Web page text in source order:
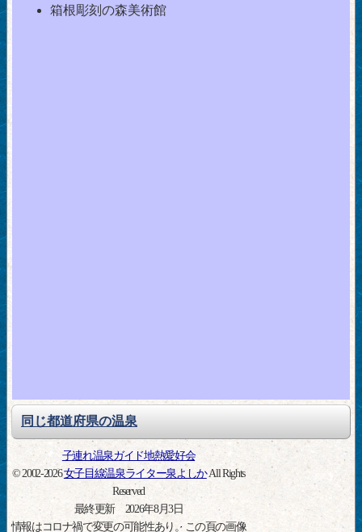
箱根彫刻の森美術館
同じ都道府県の温泉